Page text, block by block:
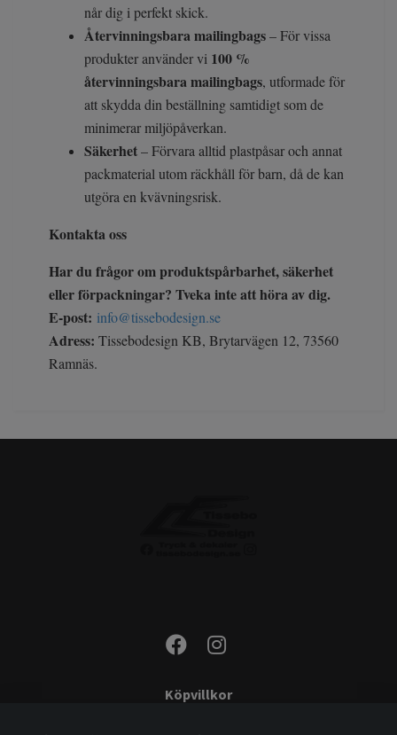
når dig i perfekt skick.
Återvinningsbara mailingbags– För vissa
produkter använder vi 100 %
återvinningsbara mailingbags, utformade för
att skydda din beställning samtidigt som de
minimerar miljöpåverkan.
Säkerhet– Förvara alltid plastpåsar och annat
packmaterial utom räckhåll för barn, då de kan
utgöra en kvävningsrisk.
Kontakta oss
Har du frågor om produktspårbarhet, säkerhet
eller förpackningar? Tveka inte att höra av dig.
E-post: info@tissebodesign.se
Adress: Tissebodesign KB, Brytarvägen 12, 73560
Ramnäs.
Köpvillkor